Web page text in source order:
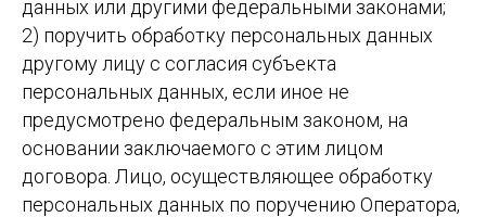
данных или другими федеральными законами;
2) поручить обработку персональных данных
другому лицу с согласия субъекта
персональных данных, если иное не
предусмотрено федеральным законом, на
основании заключаемого с этим лицом
договора. Лицо, осуществляющее обработку
персональных данных по поручению Оператора,